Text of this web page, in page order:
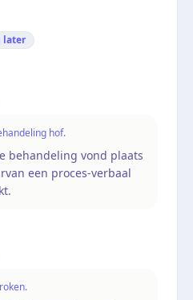
later
hof.
behandeling vond plaats
een proces-verbaal